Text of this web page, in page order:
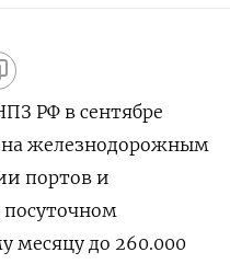
РФ в сентябре
железнодорожным
портов и
посуточном
месяцу до 260.000